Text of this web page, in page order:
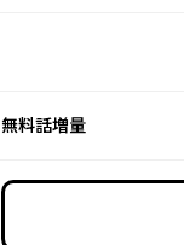
無料話増量